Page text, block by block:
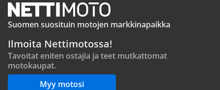
Suomen suosituin motojen markkinapaikka
Ilmoita Nettimotossa!
Tavoitat eniten ostajia ja teet mutkattomat
motokaupat.
Myy motosi